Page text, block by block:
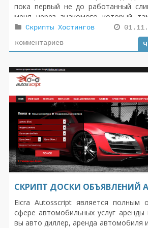
пока первый не до работанный
меня через знакомого который
поддержке .
Скрипты Хостингов
комментариев
СКРИПТ ДОСКИ ОБЪЯВЛЕНИЙ
Eicra Autosscript является полным
сфере автомобильных услуг аренды
вы авто диллер, аренда автомобиля